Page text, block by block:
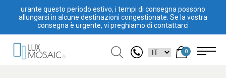
urante questo periodo estivo, i tempi di consegna possono
allungarsi in alcune destinazioni congestionate. Se la vostra
consegna è urgente, vi preghiamo di contattarci
0